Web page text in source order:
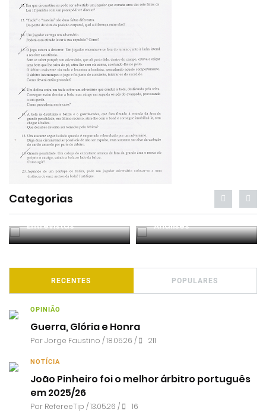
Categorias
Entrevistas Análises
RECENTES POPULARES
OPINIÃO
Guerra, Glória e Honra
PorJorge Faustino / 18.05.26 / 211
NOTÍCIA
João Pinheiro foi o melhor árbitro português
em 2025/26
Por RefereeTip / 13.05.26 / 16